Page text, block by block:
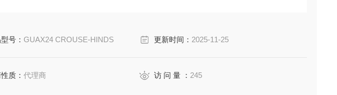
号： GUAX24 CROUSE-HINDS 更新时间： 2025-11-25
质：代理商 访 问 量 ： 245